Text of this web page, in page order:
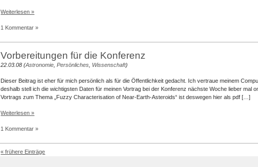
Weiterlesen »
1 Kommentar »
Vorbereitungen für die Konferenz
22.03.08 (Astronomie ,Persönliches Wissenschaft)
Dieser Beitrag ist eher für mich persönlich als für die Öffentlichkeit gedacht. Ich vertraue meinem
deshalb stell ich die wichtigsten Daten für meinen Vortrag bei der Konferenz nächste Woche lieber mal
Vortrags zum Thema „Fuzzy Characterisation of Near-Earth-Asteroids“ ist deswegen hier als pdf […]
Weiterlesen »
1 Kommentar »
« frühere Einträge